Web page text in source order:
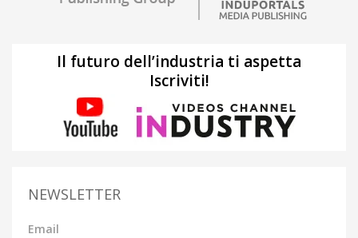
Il futuro dell’industria ti aspetta
Iscriviti!
NEWSLETTER
Email